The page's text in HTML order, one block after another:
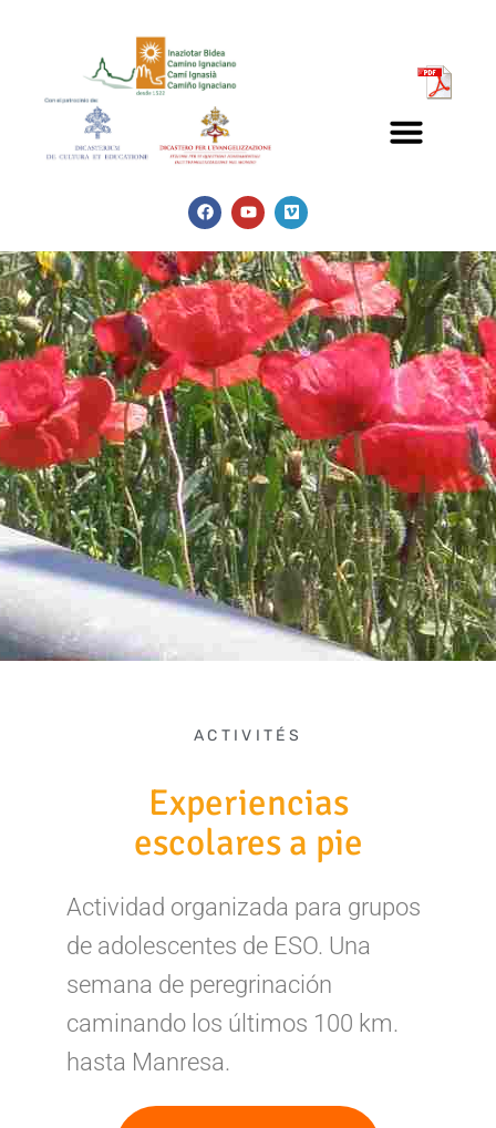
ACTIVITÉS
Experiencias
escolares a pie
Actividad organizada para grupos
de adolescentes de ESO. Una
semana de peregrinación
caminando los últimos 100 km.
hasta Manresa.